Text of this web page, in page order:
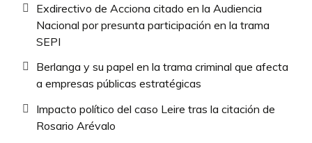
Exdirectivo de Acciona citado en la Audiencia
Nacional por presunta participación en la trama
SEPI
Berlanga y su papel en la trama criminal que afecta
a empresas públicas estratégicas
Impacto político del caso Leire tras la citación de
Rosario Arévalo